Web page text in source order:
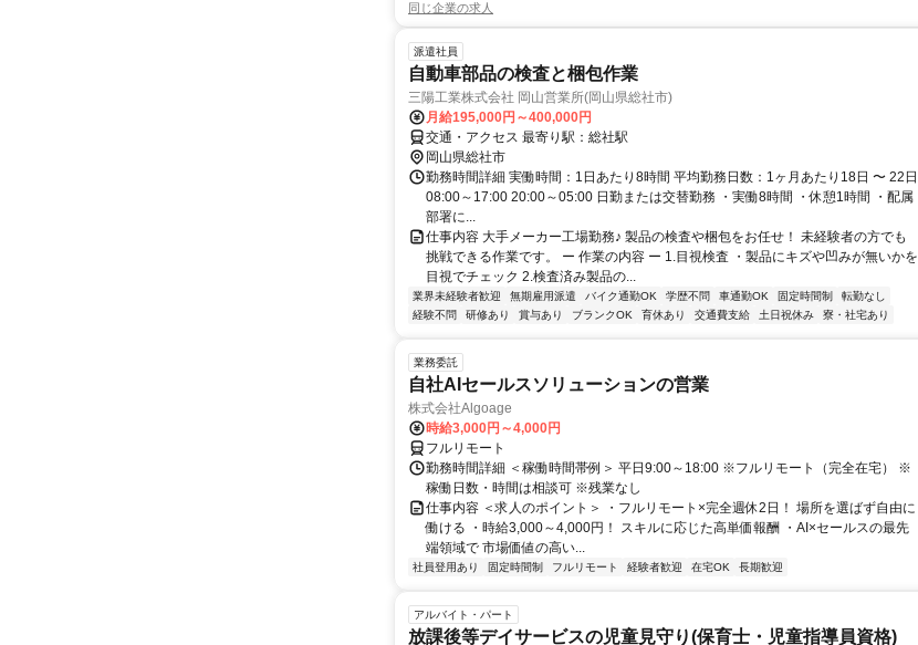
同じ企業の求人
派遣社員
自動車部品の検査と梱包作業
三陽工業株式会社 岡山営業所(岡山県総社市)
月給195,000円～400,000円
交通・アクセス 最寄り駅：総社駅
岡山県総社市
勤務時間詳細 実働時間：1日あたり8時間 平均勤務日数：1ヶ月あたり18日 〜 22日
08:00～17:00 20:00～05:00 日勤または交替勤務 ・実働8時間 ・休憩1時間 ・配属
部署に...
仕事内容 大手メーカー工場勤務♪ 製品の検査や梱包をお任せ！ 未経験者の方でも
挑戦できる作業です。 ー 作業の内容 ー 1.目視検査 ・製品にキズや凹みが無いかを
目視でチェック 2.検査済み製品の...
業界未経験者歓迎 無期雇用派遣 バイク通勤OK 学歴不問 車通勤OK 固定時間制
転勤なし
経験不問
研修あり 賞与あり ブランクOK 育休あり 交通費支給 土日祝休み 寮・社宅あり
業務委託
自社AIセールスソリューションの営業
株式会社Algoage
時給3,000円～4,000円
フルリモート
勤務時間詳細 ＜稼働時間帯例＞ 平日9:00～18:00 ※フルリモート（完全在宅） ※
稼働日数・時間は相談可 ※残業なし
仕事内容 ＜求人のポイント＞ ・フルリモート×完全週休2日！ 場所を選ばず自由に
働ける ・時給3,000～4,000円！ スキルに応じた高単価報酬 ・AI×セールスの最先
端領域で 市場価値の高い...
社員登用あり 固定時間制 フルリモート 経験者歓迎 在宅OK 長期歓迎
アルバイト・パート
放課後等デイサービスの児童見守り(保育士・児童指導員資格)